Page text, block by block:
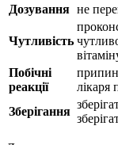
Дозування не
Чутливість
Побічні
реакції
лікаря
Зберігання